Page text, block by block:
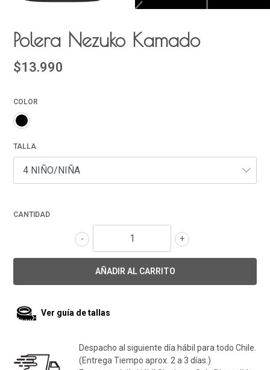
Polera Nezuko Kamado
$13.990
COLOR
TALLA
CANTIDAD
+
-
Ver guía de tallas
Despacho al siguiente día hábil para todo Chile.
(Entrega Tiempo aprox. 2 a 3 días.)